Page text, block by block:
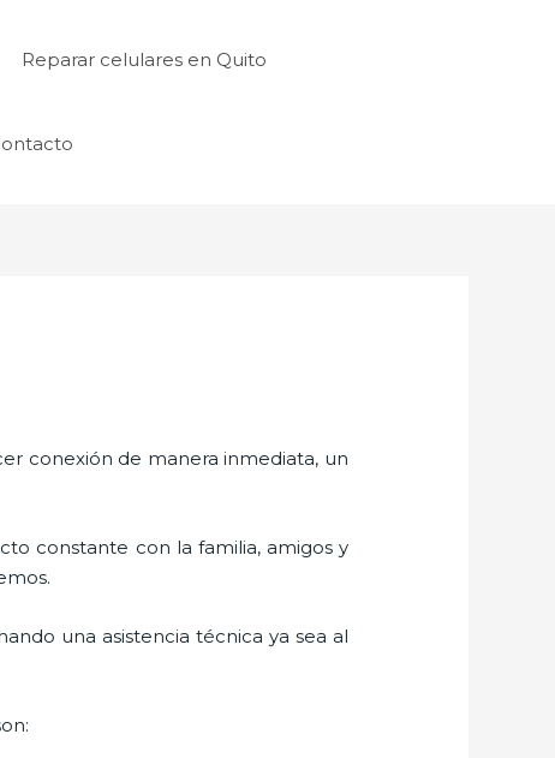
Reparar celulares en Quito
conexión de manera inmediata, un
constante con la familia, amigos y
una asistencia técnica ya sea al